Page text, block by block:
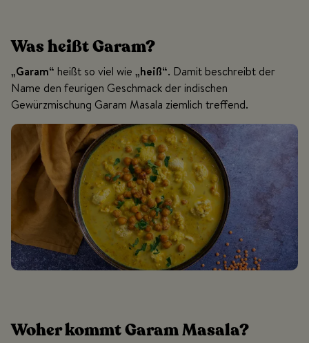
Was heißt Garam?
„Garam“ heißt so viel wie „heiß“. Damit beschreibt der
Name den feurigen Geschmack der indischen
Gewürzmischung Garam Masala ziemlich treffend.
Woher kommt Garam Masala?